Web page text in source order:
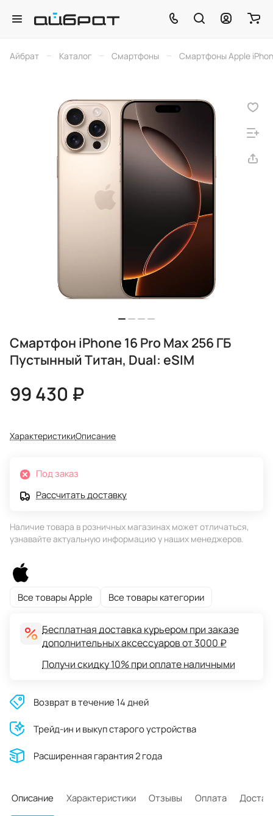
Айбрат – Каталог – Смартфоны – Смартфоны Apple
Смартфон iPhone 16 Pro Max 256 ГБ
Пустынный Титан, Dual: eSIM
99 430 ₽
ХарактеристикиОписание
Под заказ
Рассчитать доставку
Наличие товара в розничных магазинах может отличаться,
узнавайте актуальную информацию у наших менеджеров.
Все товары Apple Все товары категории
Бесплатная доставка курьером при заказе
дополнительных аксессуаров от 3000 ₽
Получи скидку 10% при оплате наличными
Возврат в течение 14 дней
Трейд-ин и выкуп старого устройства
Расширенная гарантия 2 года
Описание Характеристики Отзывы Оплата